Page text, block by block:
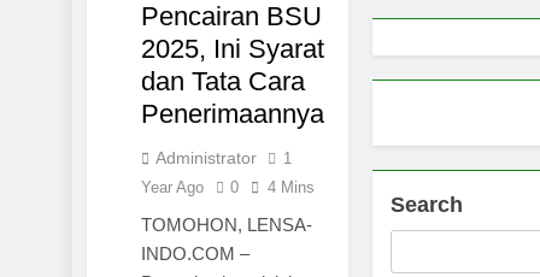
Pencairan BSU
2025, Ini Syarat
dan Tata Cara
Penerimaannya
Administrator
1
Year Ago
0 4 Mins
TOMOHON, LENSA-
INDO.COM –
Search